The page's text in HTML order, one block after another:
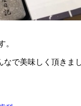
。
なで美味しく頂きま